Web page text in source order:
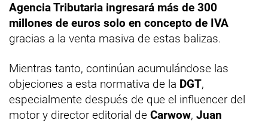
Agencia Tributaria ingresará más de 300
millones de euros solo en concepto de IVA
gracias a la venta masiva de estas balizas.
Mientras tanto, continúan acumulándose las
objeciones a esta normativa de la DGT,
especialmente después de que el influencer del
motor y director editorial de Carwow, Juan